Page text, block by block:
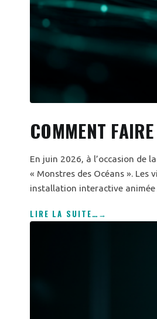
COMMENT
En juin 2026, à l’occasion de
« Monstres des Océans ».
installation interactive
LIRE LA SUITE…